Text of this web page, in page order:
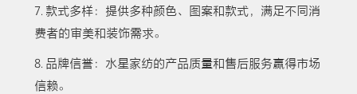
7. 款式多样：提供多种颜色、图案和款式，满足不同消
费者的审美和装饰需求。
8. 品牌信誉：水星家纺的产品质量和售后服务赢得市场
信赖。